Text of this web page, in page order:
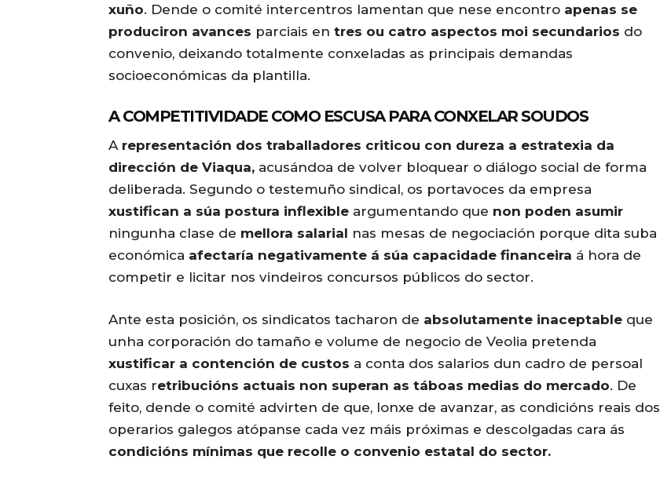
xuño. Dende o comité intercentros lamentan que nese encontro apenas se
produciron avances parciais en tres ou catro aspectos moi secundarios do
convenio, deixando totalmente conxeladas as principais demandas
socioeconómicas da plantilla.
A COMPETITIVIDADE COMO ESCUSA PARA CONXELAR SOUDOS
A representación dos traballadores criticou con dureza a estratexia da
dirección de Viaqua, acusándoa de volver bloquear o diálogo social de forma
deliberada. Segundo o testemuño sindical, os portavoces da empresa
xustifican a súa postura inflexible argumentando que non poden asumir
ningunha clase de mellora salarial nas mesas de negociación porque dita suba
económica afectaría negativamente á súa capacidade financeira á hora de
competir e licitar nos vindeiros concursos públicos do sector.
Ante esta posición, os sindicatos tacharon de absolutamente inaceptable que
unha corporación do tamaño e volume de negocio de Veolia pretenda
xustificar a contención de custos a conta dos salarios dun cadro de persoal
cuxas retribucións actuais non superan as táboas medias do mercado. De
feito, dende o comité advirten de que, lonxe de avanzar, as condicións reais dos
operarios galegos atópanse cada vez máis próximas e descolgadas cara ás
condicións mínimas que recolle o convenio estatal do sector.